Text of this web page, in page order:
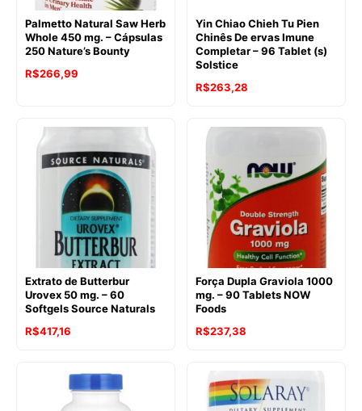
Palmetto Natural Saw Herb
Whole 450 mg. – Cápsulas
250 Nature’s Bounty
R$266,99
Yin Chiao Chieh Tu Pien
Chinês De ervas Imune
Completar – 96 Tablet (s)
Solstice
R$263,28
Extrato de Butterbur
Urovex 50 mg. – 60
Softgels Source Naturals
R$417,16
Força Dupla Graviola 1000
mg. – 90 Tablets NOW
Foods
R$237,38